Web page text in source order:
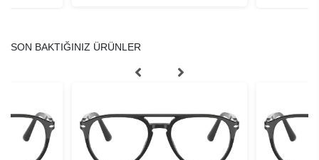
SON BAKTIĞINIZ ÜRÜNLER